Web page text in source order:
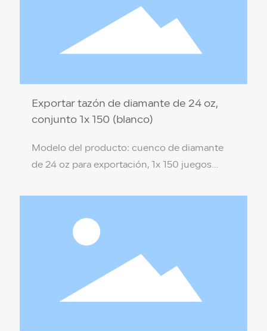
℃ / -18 ℃ Cantidad por caja: 1x 150 juegos
Exportar tazón de diamante de 24 oz,
conjunto 1x 150 (blanco)
Modelo del producto: cuenco de diamante
de 24 oz para exportación, 1x 150 juegos
* 9,4 cm Material del producto: PP de grado
alimenticio (no tóxico, respetuoso con el
medio ambiente) Color de la caja: blanco
Temperatura de resistencia: 110 ℃ / -18 ℃
Cantidad por caja: 1 x 150 juegos